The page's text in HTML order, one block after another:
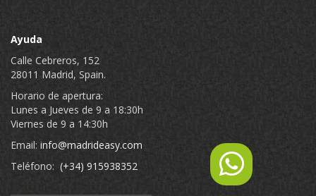
Ayuda
Calle Cebreros, 152
28011 Madrid, Spain.
Horario de apertura:
Lunes a Jueves de 9 a 18:30h
Viernes de 9 a 14:30h
Email: info@madrideasy.com
Teléfono: (+34) 915938352